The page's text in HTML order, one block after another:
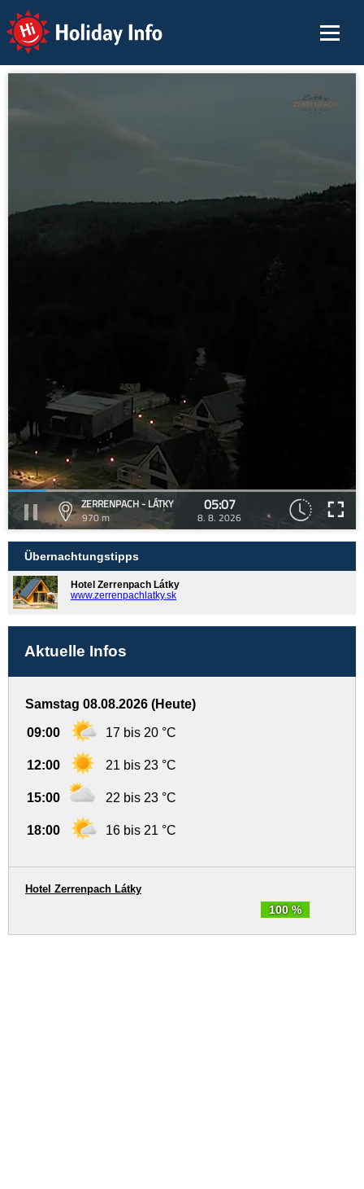
Holiday Info
ZERRENPACH - LÁTKY
970 m
05:07
8. 8. 2026
Übernachtungstipps
Hotel Zerrenpach Látky
www.zerrenpachlatky.sk
Aktuelle Infos
Samstag 08.08.2026 (Heute)
09:00 17 bis 20 °C
12:00 21 bis 23 °C
15:00 22 bis 23 °C
18:00 16 bis 21 °C
100 %
Hotel Zerrenpach Látky